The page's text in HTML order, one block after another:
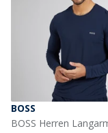
BOSS